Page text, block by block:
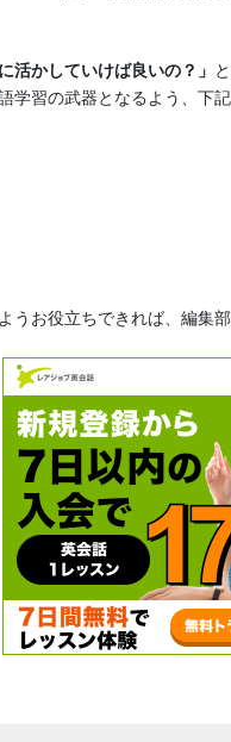
活かしていけば良いの？」
学習の武器となるよう、下
お役立ちできれば、編集部